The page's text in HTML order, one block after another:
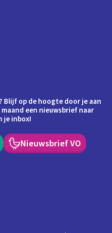
Blijf op de hoogte door je aan
een nieuwsbrief naar
je inbox!
Nieuwsbrief VO